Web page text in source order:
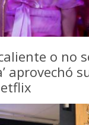
o no
aprovechó